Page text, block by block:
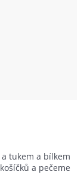
tukem a bílkem
a pečeme